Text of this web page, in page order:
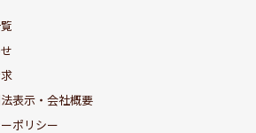
表示・会社概要
ポリシー